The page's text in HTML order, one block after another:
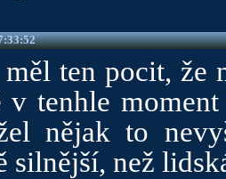
měl ten pocit, že
v tenhle
nějak to
silnější, než